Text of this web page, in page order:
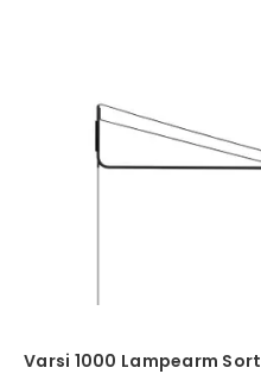
Varsi 1000 Lampearm Sort